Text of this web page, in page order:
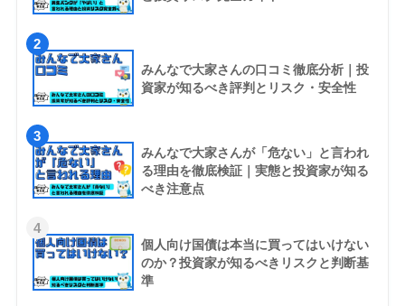
2
みんなで大家さんの口コミ徹底分析｜投
資家が知るべき評判とリスク・安全性
3
みんなで大家さんが「危ない」と言われ
る理由を徹底検証｜実態と投資家が知る
べき注意点
4
個人向け国債は本当に買ってはいけない
のか？投資家が知るべきリスクと判断基
準